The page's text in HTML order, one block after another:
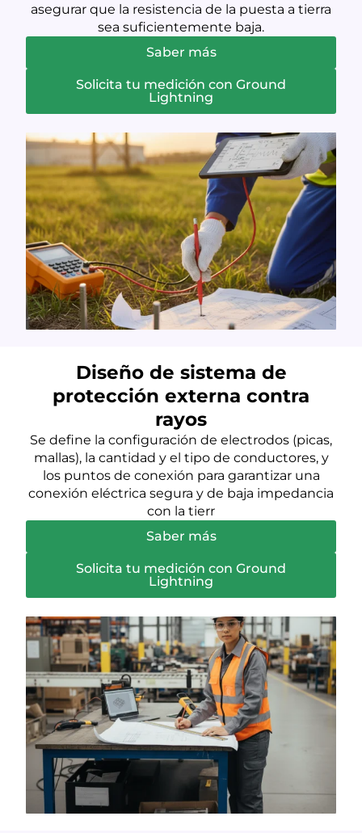
asegurar que la resistencia de la puesta a tierra
sea suficientemente baja.
Saber más
Solicita tu medición con Ground
Lightning
Diseño de sistema de
protección externa contra
rayos
Se define la configuración de electrodos (picas,
mallas), la cantidad y el tipo de conductores, y
los puntos de conexión para garantizar una
conexión eléctrica segura y de baja impedancia
con la tierr
Saber más
Solicita tu medición con Ground
Lightning